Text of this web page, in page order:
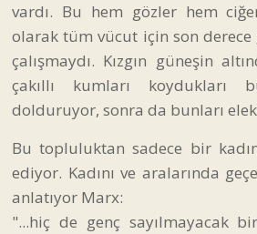
vardı. Bu hem gözler hem
olarak tüm vücut için son
çalışmaydı. Kızgın güneşin
çakıllı kumları koydukları
dolduruyor, sonra da bunları
Bu topluluktan sadece bir
ediyor. Kadını ve aralarında
anlatıyor Marx:
"...hiç de genç sayılmayacak